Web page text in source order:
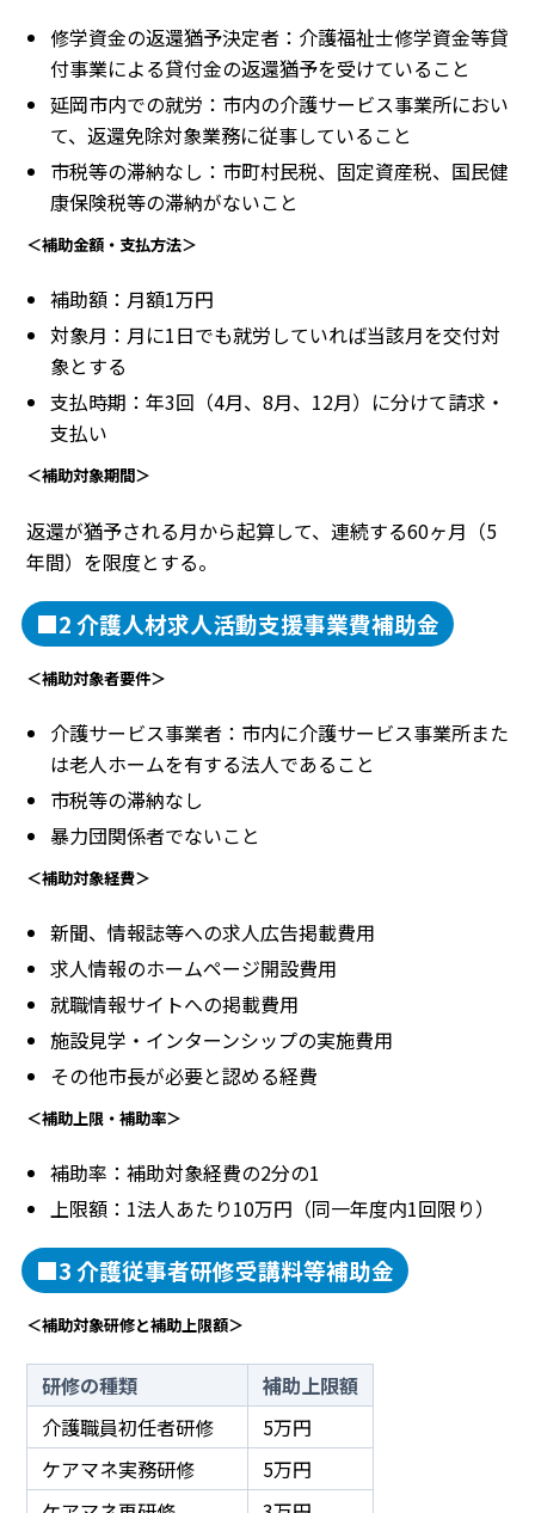
修学資金の返還猶予決定者：介護福祉士修学資金等貸
付事業による貸付金の返還猶予を受けていること
延岡市内での就労：市内の介護サービス事業所におい
て、返還免除対象業務に従事していること
市税等の滞納なし：市町村民税、固定資産税、国民健
康保険税等の滞納がないこと
＜補助金額・支払方法＞
補助額：月額1万円
対象月：月に1日でも就労していれば当該月を交付対
象とする
支払時期：年3回（4月、8月、12月）に分けて請求・
支払い
＜補助対象期間＞
返還が猶予される月から起算して、連続する60ヶ月（5
年間）を限度とする。
■2 介護人材求人活動支援事業費補助金
＜補助対象者要件＞
介護サービス事業者：市内に介護サービス事業所また
は老人ホームを有する法人であること
市税等の滞納なし
暴力団関係者でないこと
＜補助対象経費＞
新聞、情報誌等への求人広告掲載費用
求人情報のホームページ開設費用
就職情報サイトへの掲載費用
施設見学・インターンシップの実施費用
その他市長が必要と認める経費
＜補助上限・補助率＞
補助率：補助対象経費の2分の1
上限額：1法人あたり10万円（同一年度内1回限り）
■3 介護従事者研修受講料等補助金
＜補助対象研修と補助上限額＞
研修の種類
補助上限額
介護職員初任者研修
5万円
ケアマネ実務研修
5万円